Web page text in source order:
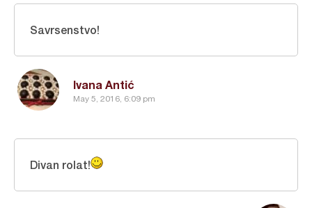
Ivana Antić
May 5, 2016, 6:09 pm
Savrsenstvo!
Divan rolat!